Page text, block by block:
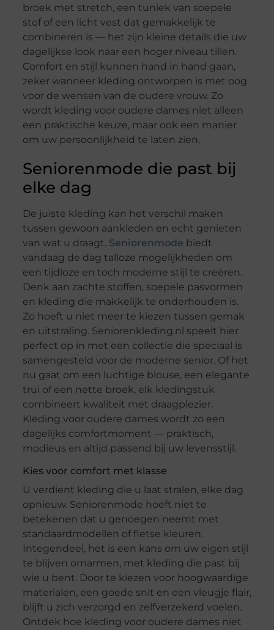
broek met stretch, een tuniek van soepele
stof of een licht vest dat gemakkelijk te
combineren is — het zijn kleine details die uw
dagelijkse look naar een hoger niveau tillen.
Comfort en stijl kunnen hand in hand gaan,
zeker wanneer kleding ontworpen is met oog
voor de wensen van de oudere vrouw. Zo
wordt kleding voor oudere dames niet alleen
een praktische keuze, maar ook een manier
om uw persoonlijkheid te laten zien.
Seniorenmode die past bij
elke dag
De juiste kleding kan het verschil maken
tussen gewoon aankleden en echt genieten
van wat u draagt. Seniorenmode biedt
vandaag de dag talloze mogelijkheden om
een tijdloze en toch moderne stijl te creëren.
Denk aan zachte stoffen, soepele pasvormen
en kleding die makkelijk te onderhouden is.
Zo hoeft u niet meer te kiezen tussen gemak
en uitstraling. Seniorenkleding.nl speelt hier
perfect op in met een collectie die speciaal is
samengesteld voor de moderne senior. Of het
nu gaat om een luchtige blouse, een elegante
trui of een nette broek, elk kledingstuk
combineert kwaliteit met draagplezier.
Kleding voor oudere dames wordt zo een
dagelijks comfortmoment — praktisch,
modieus en altijd passend bij uw levensstijl.
Kies voor comfort met klasse
U verdient kleding die u laat stralen, elke dag
opnieuw. Seniorenmode hoeft niet te
betekenen dat u genoegen neemt met
standaardmodellen of fletse kleuren.
Integendeel, het is een kans om uw eigen stijl
te blijven omarmen, met kleding die past bij
wie u bent. Door te kiezen voor hoogwaardige
materialen, een goede snit en een vleugje flair,
blijft u zich verzorgd en zelfverzekerd voelen.
Ontdek hoe kleding voor oudere dames niet